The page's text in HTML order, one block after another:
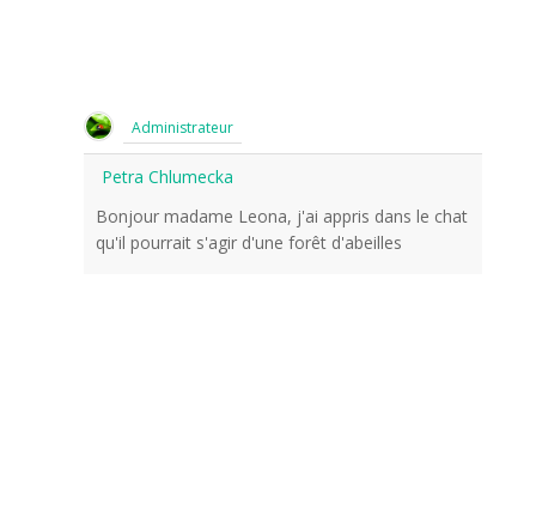
Administrateur
Petra Chlumecka
Bonjour madame Leona, j'ai appris dans le chat
qu'il pourrait s'agir d'une forêt d'abeilles